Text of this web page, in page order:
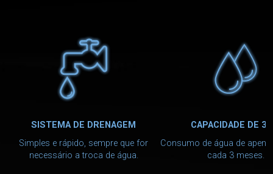
SISTEMA DE DRENAGEM
Simples e rápido, sempre que for
necessário a troca de água.
CAPACIDADE DE
Consumo de água de
cada 3 meses.